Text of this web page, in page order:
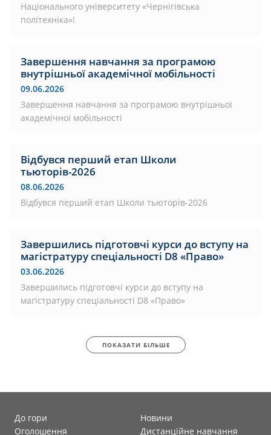
Національного університету «Чернігівська
політехніка»!
Завершення навчання за програмою
внутрішньої академічної мобільності
09.06.2026
Завершення навчання за програмою внутрішньої
академічної мобільності
Відбувся перший етап Школи
тьюторів-2026
08.06.2026
Відбувся перший етап Школи тьюторів-2026
Завершились підготовчі курси до вступу на
магістратуру спеціальності D8 «Право»
03.06.2026
Завершились підготовчі курси до вступу на
магістратуру спеціальності D8 «Право»
ПОКАЗАТИ БІЛЬШЕ
До гори
Новини
Оголошення
Дистанційне навчання